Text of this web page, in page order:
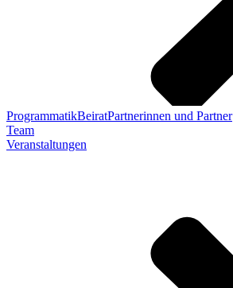
ProgrammatikBeiratPartnerinnen und Partner
Team
Veranstaltungen